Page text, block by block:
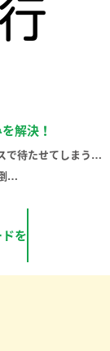
解決！
で待たせてしまう…
…
を